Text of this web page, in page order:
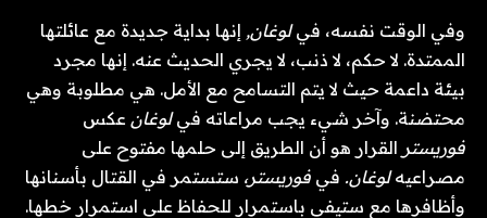
وفي الوقت نفسه، فيلوغان, إنها بداية جديدة مع عائلتها
الممتدة. لا حكم، لا ذنب، لا يجري الحديث عنه. إنها مجرد
بيئة داعمة حيث لا يتم التسامح مع الأمل. هي مطلوبة وهي
محتضنة. وآخر شيء يجب مراعاته فيلوغان عكس
فوريستر القرار هو أن الطريق إلى حلمها مفتوح على
مصراعيهلوغان. في فوريستر، ستستمر في القتال بأسنانها
وأظافرها مع ستيفي باستمرار للحفاظ على استمرار خطها.